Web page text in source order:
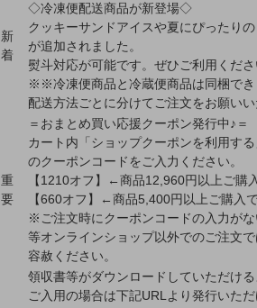
新
着
◇冷凍便配送商品が新登場◇
クッキーサンドアイスや夏にぴったり
が追加されました。
熨斗対応が可能です。ぜひご利用くださ
※※冷凍便商品と冷蔵便商品は同梱で
配送方法ごとに分けてご注文をお願いい
重
要
＝おまとめ買い応援クーポン発行中♪＝
カート内「ショップクーポンを利用す
のクーポンコードをご入力ください。
【1210オフ】←商品12,960円以上ご購
【660オフ】←商品5,400円以上ご購入
※ご注文時にクーポンコードの入力が
等オンラインショップ以外でのご注文
容赦ください。
領収書等がダウンロードしていただける
ご入用の場合は下記URLより発行いた